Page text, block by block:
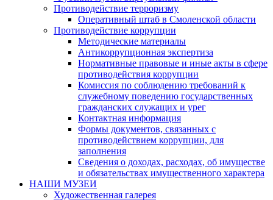
Противодействие терроризму
Оперативный штаб в Смоленской области
Противодействие коррупции
Методические материалы
Антикоррупционная экспертиза
Нормативные правовые и иные акты в сфере
противодействия коррупции
Комиссия по соблюдению требований к
служебному поведению государственных
гражданских служащих и урег
Контактная информация
Формы документов, связанных с
противодействием коррупции, для
заполнения
Сведения о доходах, расходах, об имуществе
и обязательствах имущественного характера
НАШИ МУЗЕИ
Художественная галерея